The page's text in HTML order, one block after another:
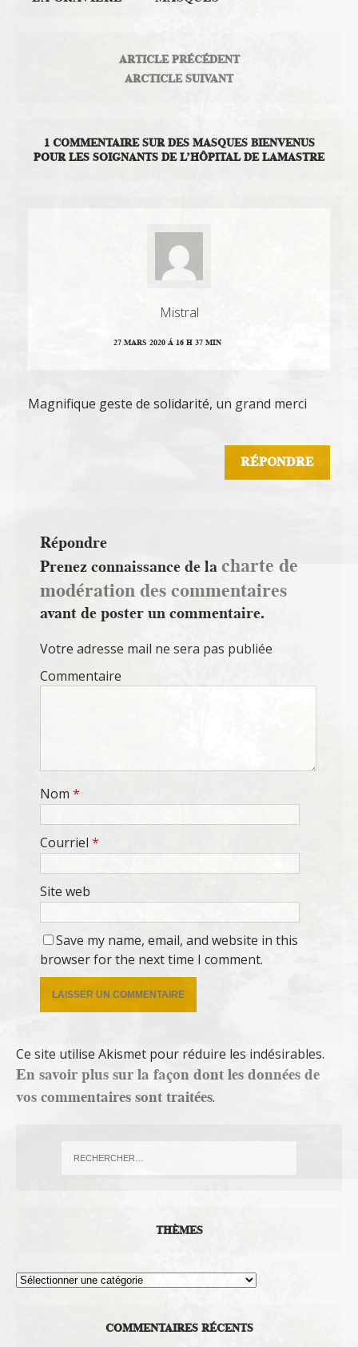
ARTICLE PRÉCÉDENT
ARCTICLE SUIVANT
1 COMMENTAIRE SUR DES MASQUES BIENVENUS
POUR LES SOIGNANTS DE L’HÔPITAL DE LAMASTRE
Mistral
27 MARS 2020 Á 16 H 37 MIN
Magnifique geste de solidarité, un grand merci
RÉPONDRE
Répondre
Prenez connaissance de lacharte de
modération des commentaires
avant de poster un commentaire.
Votre adresse mail ne sera pas publiée
Commentaire
Nom *
Courriel *
Site web
Save my name, email, and website in this
browser for the next time I comment.
Ce site utilise Akismet pour réduire les indésirables.
En savoir plus sur la façon dont les données de
vos commentaires sont traitées.
THÈMES
Thèmes
COMMENTAIRES RÉCENTS